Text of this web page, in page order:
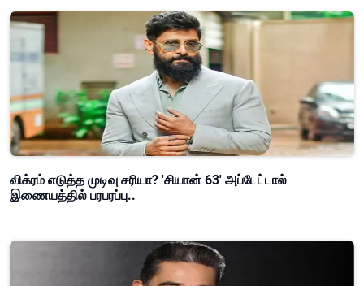
விக்ரம் எடுத்த முடிவு சரியா? 'சியான் 63' அப்டேட்டால்
இணையத்தில் பரபரப்பு..